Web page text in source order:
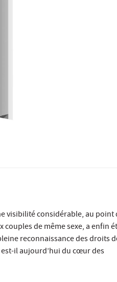
visibilité considérable, au point
de même sexe, a enfin
reconnaissance des droits
il aujourd’hui du cœur des